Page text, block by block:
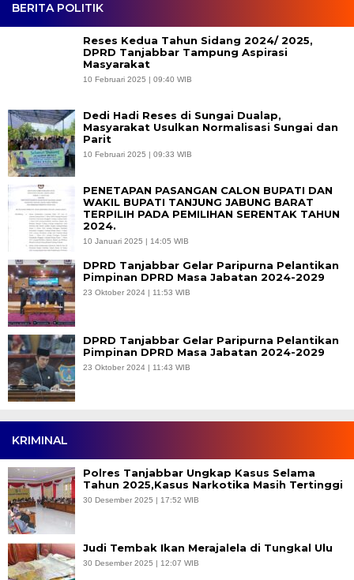
BERITA POLITIK
Reses Kedua Tahun Sidang 2024/ 2025,
DPRD Tanjabbar Tampung Aspirasi
Masyarakat
10 Februari 2025 | 09:40 WIB
Dedi Hadi Reses di Sungai Dualap,
Masyarakat Usulkan Normalisasi Sungai dan
Parit
10 Februari 2025 | 09:33 WIB
PENETAPAN PASANGAN CALON BUPATI DAN
WAKIL BUPATI TANJUNG JABUNG BARAT
TERPILIH PADA PEMILIHAN SERENTAK TAHUN
2024.
10 Januari 2025 | 14:05 WIB
DPRD Tanjabbar Gelar Paripurna Pelantikan
Pimpinan DPRD Masa Jabatan 2024-2029
23 Oktober 2024 | 11:53 WIB
DPRD Tanjabbar Gelar Paripurna Pelantikan
Pimpinan DPRD Masa Jabatan 2024-2029
23 Oktober 2024 | 11:43 WIB
KRIMINAL
Polres Tanjabbar Ungkap Kasus Selama
Tahun 2025,Kasus Narkotika Masih Tertinggi
30 Desember 2025 | 17:52 WIB
Judi Tembak Ikan Merajalela di Tungkal Ulu
30 Desember 2025 | 12:07 WIB